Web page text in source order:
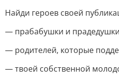
Найди героев своей
— прабабушки и
— родителей, которые
— твоей собственной